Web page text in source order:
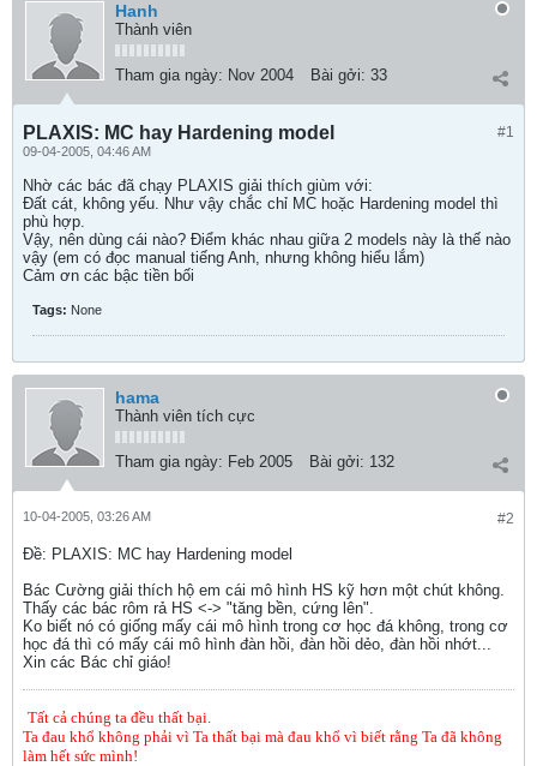
Hanh
Thành viên
Tham gia ngày: Nov 2004 Bài gởi: 33
#1
PLAXIS: MC hay Hardening model
09-04-2005, 04:46 AM
Nhờ các bác đã chạy PLAXIS giải thích giùm với:
Đất cát, không yếu. Như vậy chắc chỉ MC hoặc Hardening model thì
phù hợp.
Vậy, nên dùng cái nào? Điểm khác nhau giữa 2 models này là thế nào
vậy (em có đọc manual tiếng Anh, nhưng không hiểu lắm)
Cảm ơn các bậc tiền bối
Tags: None
hama
Thành viên tích cực
Tham gia ngày: Feb 2005 Bài gởi: 132
#2
10-04-2005, 03:26 AM
Ðề: PLAXIS: MC hay Hardening model
Bác Cường giải thích hộ em cái mô hình HS kỹ hơn một chút không.
Thấy các bác rôm rả HS <-> "tăng bền, cứng lên".
Ko biết nó có giống mấy cái mô hình trong cơ học đá không, trong cơ
học đá thì có mấy cái mô hình đàn hồi, đàn hồi dẻo, đàn hồi nhớt...
Xin các Bác chỉ giáo!
Tất cả chúng ta đều thất bại.
Ta đau khổ không phải vì Ta thất bại mà đau khổ vì biết rằng Ta đã không
làm hết sức mình!